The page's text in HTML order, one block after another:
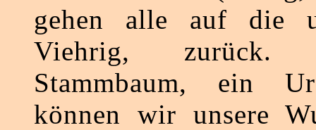
gehen alle auf die
Viehrig,
Stammbaum, ein
können wir unsere